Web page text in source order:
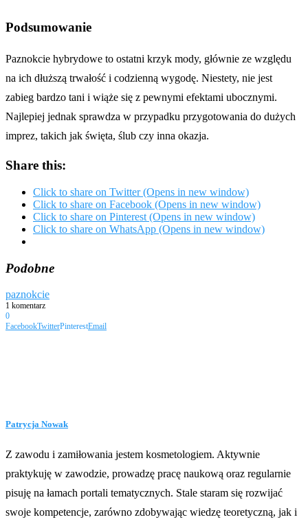
Podsumowanie
Paznokcie hybrydowe to ostatni krzyk mody, głównie ze względu
na ich dłuższą trwałość i codzienną wygodę. Niestety, nie jest
zabieg bardzo tani i wiąże się z pewnymi efektami ubocznymi.
Najlepiej jednak sprawdza w przypadku przygotowania do dużych
imprez, takich jak święta, ślub czy inna okazja.
Share this:
Click to share on Twitter (Opens in new window)
Click to share on Facebook (Opens in new window)
Click to share on Pinterest (Opens in new window)
Click to share on WhatsApp (Opens in new window)
Podobne
paznokcie
1 komentarz
0
FacebookTwitterPinterestEmail
Patrycja Nowak
Z zawodu i zamiłowania jestem kosmetologiem. Aktywnie
praktykuję w zawodzie, prowadzę pracę naukową oraz regularnie
pisuję na łamach portali tematycznych. Stale staram się rozwijać
swoje kompetencje, zarówno zdobywając wiedzę teoretyczną, jak i